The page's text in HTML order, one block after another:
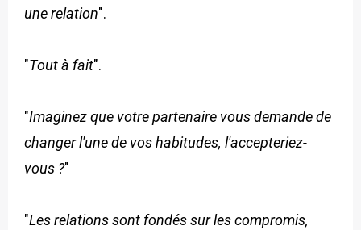
une relation".
"Tout à fait".
"Imaginez que votre partenaire vous demande de
changer l'une de vos habitudes, l'accepteriez-
vous ?"
"Les relations sont fondés sur les compromis,